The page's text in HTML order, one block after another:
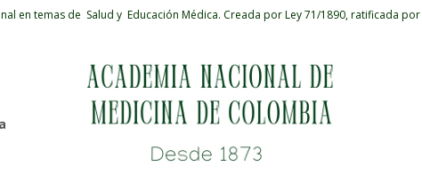
en temas de Salud y Educación Médica. Creada por Ley 71/1890, ratificada por